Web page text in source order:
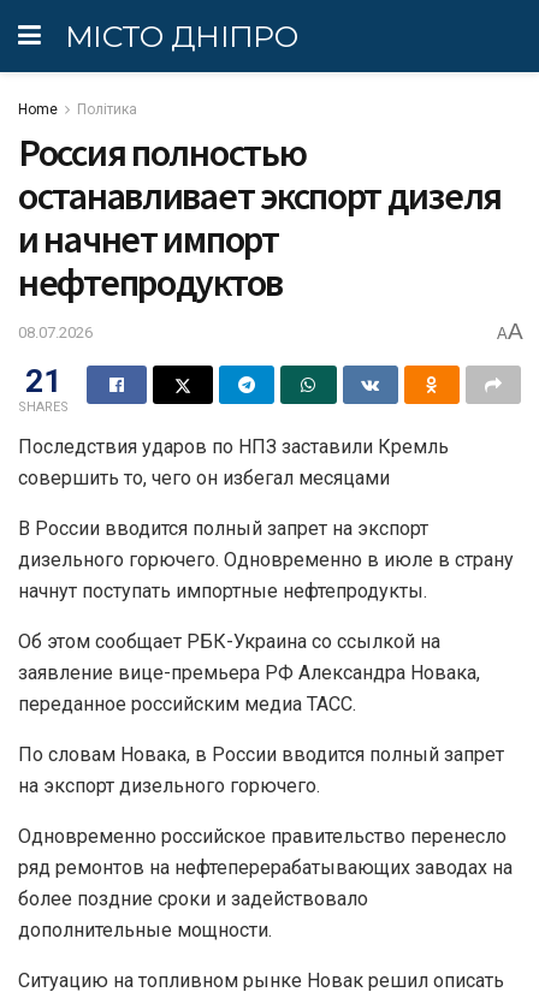
МІСТО ДНІПРО
Home Політика
Россия полностью
останавливает экспорт дизеля
и начнет импорт
нефтепродуктов
08.07.2026 AA
21
SHARES
Последствия ударов по НПЗ заставили Кремль
совершить то, чего он избегал месяцами
В России вводится полный запрет на экспорт
дизельного горючего. Одновременно в июле в страну
начнут поступать импортные нефтепродукты.
Об этом сообщает РБК-Украина со ссылкой на
заявление вице-премьера РФ Александра Новака,
переданное российским медиа ТАСС.
По словам Новака, в России вводится полный запрет
на экспорт дизельного горючего.
Одновременно российское правительство перенесло
ряд ремонтов на нефтеперерабатывающих заводах на
более поздние сроки и задействовало
дополнительные мощности.
Ситуацию на топливном рынке Новак решил описать